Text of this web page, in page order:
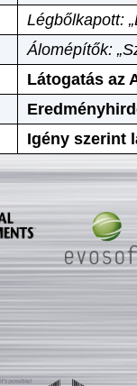
Légbőlkapott:
Álomépítők:
Látogatás az
Igény szerint